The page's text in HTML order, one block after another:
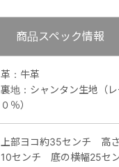
商品スペック情報
革：牛革
裏地：シャンタン生地（レ
０％）
上部ヨコ約35センチ 高
10センチ 底の横幅25セ